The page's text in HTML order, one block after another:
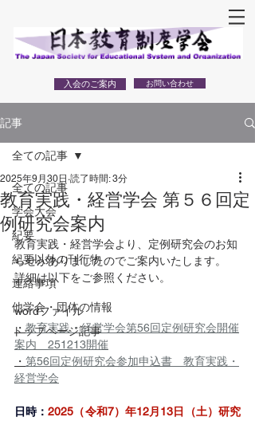
入会のご案内 お問い合わせ
記事
全ての記事
学会大会
紀要
紀要以外の刊行物
連絡事項
他学会・団体の情報
トップページ記事
全ての記事
教育実践・経営学会 第５６回定
例研究会案内
2025年9月30日 読了時間: 3分
教育実践・経営学会より、定例研究会のお知
らせがありましたのでご案内いたします。
詳細は以下をご参照ください。
wordファイル
・教育実践・経営学会第56回定例研究会開催
案内　251213開催
・ 第56回定例研究会参加申込書　教育実践・
経営学会
日時：2025（令和7）年12月13日（土）研究